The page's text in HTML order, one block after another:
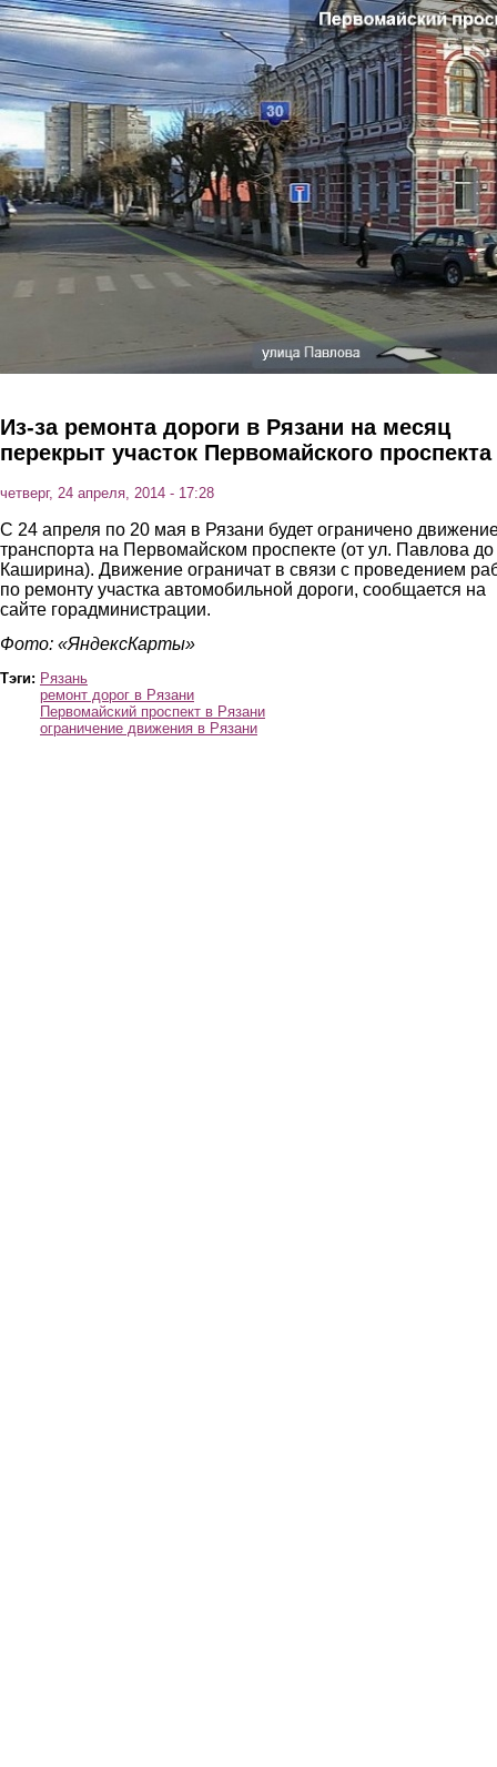
Перейти к основному содержанию
Из-за ремонта дороги в Рязани на месяц
перекрыт участок Первомайского проспекта
четверг, 24 апреля, 2014 - 17:28
C 24 апреля по 20 мая в Рязани будет ограничено
транспорта на Первомайском проспекте (от ул. Павлова до
Каширина). Движение ограничат в связи с проведением
по ремонту участка автомобильной дороги, сообщается на
сайте горадминистрации.
Фото: «ЯндексКарты»
Тэги: Рязань
ремонт дорог в Рязани
Первомайский проспект в Рязани
ограничение движения в Рязани